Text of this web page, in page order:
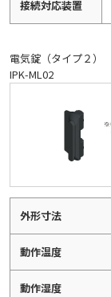
接続対応装置
電気錠（タイプ２）
IPK-ML02
外形寸法
動作温度
動作湿度